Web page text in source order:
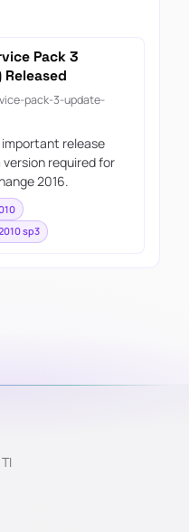
Pack 3
Released
pack-3-update-
important release
required for
2016.
sp3